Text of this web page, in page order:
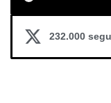
232.000